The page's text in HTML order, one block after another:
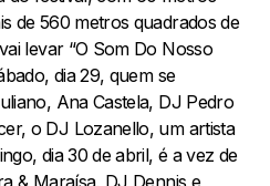
de 560 metros quadrados de
levar “O Som Do Nosso
dia 29, quem se
Ana Castela, DJ Pedro
o DJ Lozanello, um artista
dia 30 de abril, é a vez de